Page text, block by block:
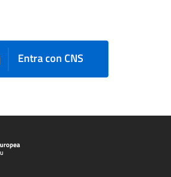
Entra con CNS